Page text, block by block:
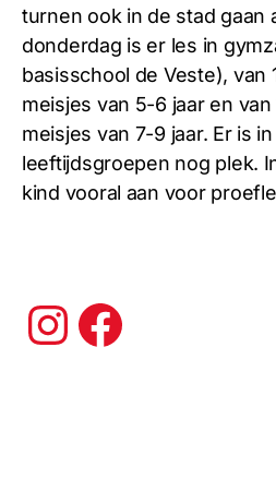
turnen ook in de stad gaan
donderdag is er les in
basisschool de Veste), van
meisjes van 5-6 jaar en van
meisjes van 7-9 jaar. Er is
leeftijdsgroepen nog plek.
kind vooral aan voor
Instagram